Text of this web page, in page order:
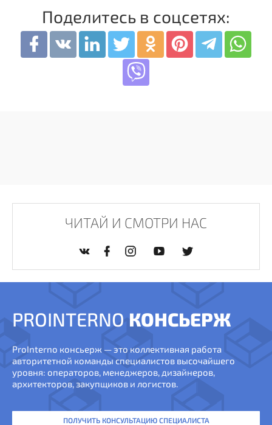
Поделитесь в соцсетях:
ЧИТАЙ И СМОТРИ НАС
PROINTERNO КОНСЬЕРЖ
ProInterno консьерж — это коллективная работа
авторитетной команды специалистов высочайшего
уровня: операторов, менеджеров, дизайнеров,
архитекторов, закупщиков и логистов.
ПОЛУЧИТЬ КОНСУЛЬТАЦИЮ СПЕЦИАЛИСТА